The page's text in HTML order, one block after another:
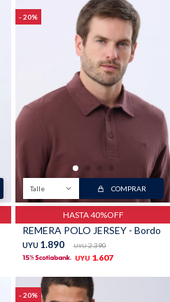
20
Talle COMPRAR
HASTA 40%OFF
REMERA POLO JERSEY - Bordo
UYU 1.890 UYU 2.390
UYU 1.607
20